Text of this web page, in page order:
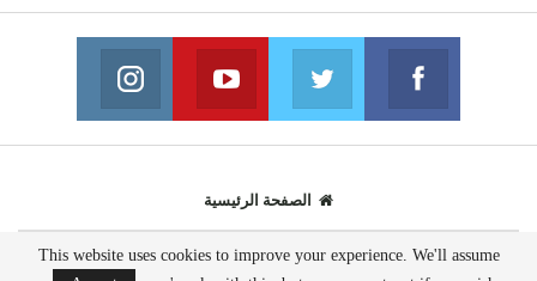
فايسبوك
انضم الينا انضم الينا
يوتيوب
انضم الينا
الصفحة الرئيسية
© 2020 - جميع الحقوق محفوظة.
This website uses cookies to improve your experience. We'll assume